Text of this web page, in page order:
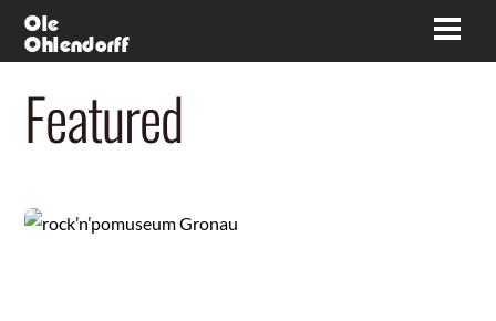
SkipOle
Ohlendorff
Featured
Video